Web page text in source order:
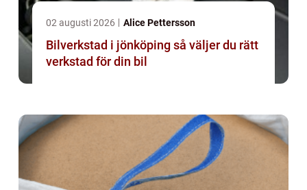
02 augusti 2026 Alice Pettersson
Bilverkstad i jönköping så väljer du rätt
verkstad för din bil